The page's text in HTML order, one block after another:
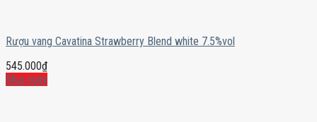
Rượu vang Cavatina Strawberry Blend white 7.5%vol
545.000₫
Mua ngay